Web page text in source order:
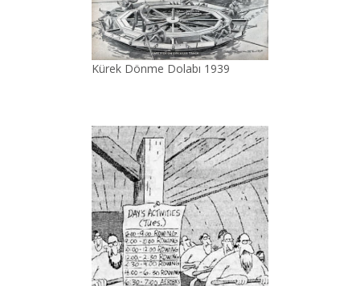
Kürek Dönme Dolabı 1939